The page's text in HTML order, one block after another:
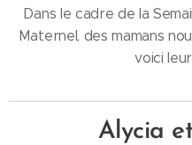
Dans le cadre de la
Maternel, des mamans
voici
Alycia